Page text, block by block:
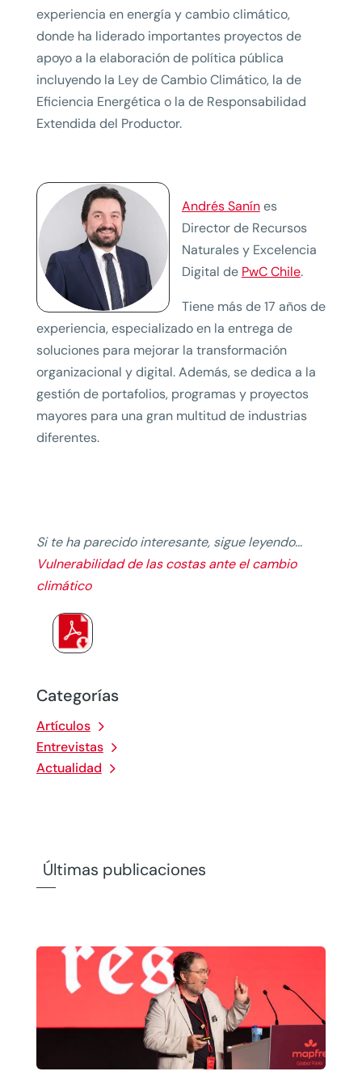
Categorías
Artículos
Entrevistas
Actualidad
experiencia en energía y cambio climático,
donde ha liderado importantes proyectos de
apoyo a la elaboración de política pública
incluyendo la Ley de Cambio Climático, la de
Eficiencia Energética o la de Responsabilidad
Extendida del Productor.
Andrés Sanínes
Director de Recursos
Naturales y Excelencia
Digital de PwC Chile.
Tiene más de 17 años de
experiencia, especializado en la entrega de
soluciones para mejorar la transformación
organizacional y digital. Además, se dedica a la
gestión de portafolios, programas y proyectos
mayores para una gran multitud de industrias
diferentes.
Si te ha parecido interesante, sigue leyendo…
Vulnerabilidad de las costas ante el cambio
climático
Últimas publicaciones